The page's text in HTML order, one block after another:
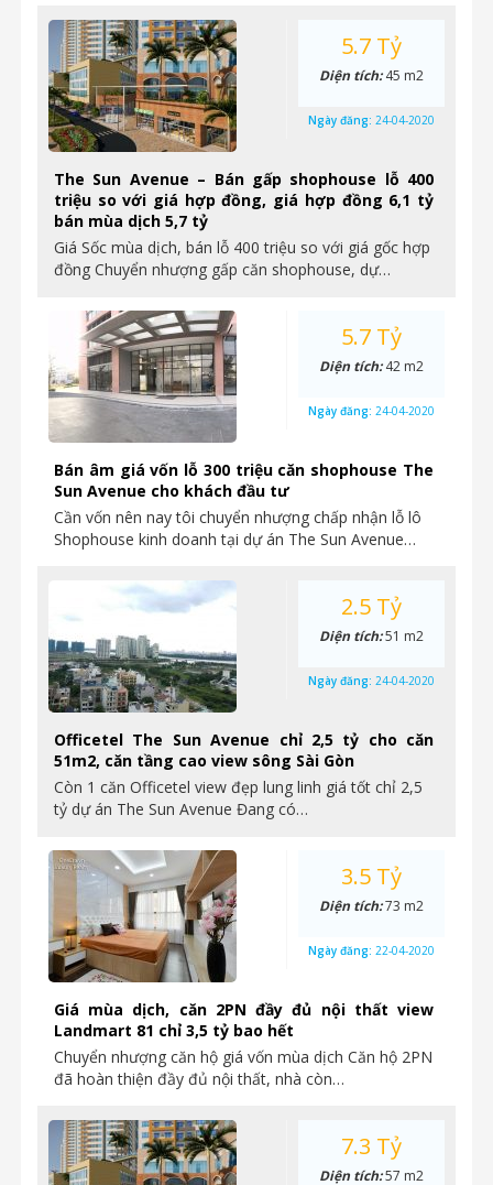
The Sun Avenue – Bán gấp shophouse lỗ 400
triệu so với giá hợp đồng, giá hợp đồng 6,1 tỷ
bán mùa dịch 5,7 tỷ
Giá Sốc mùa dịch, bán lỗ 400 triệu so với giá gốc hợp
đồng Chuyển nhượng gấp căn shophouse, dự…
5.7 Tỷ
Diện tích:45 m2
Ngày đăng: 24-04-2020
Bán âm giá vốn lỗ 300 triệu căn shophouse The
Sun Avenue cho khách đầu tư
Cần vốn nên nay tôi chuyển nhượng chấp nhận lỗ lô
Shophouse kinh doanh tại dự án The Sun Avenue…
5.7 Tỷ
Diện tích:42 m2
Ngày đăng: 24-04-2020
Officetel The Sun Avenue chỉ 2,5 tỷ cho căn
51m2, căn tầng cao view sông Sài Gòn
Còn 1 căn Officetel view đẹp lung linh giá tốt chỉ 2,5
tỷ dự án The Sun Avenue Đang có…
2.5 Tỷ
Diện tích:51 m2
Ngày đăng: 24-04-2020
Giá mùa dịch, căn 2PN đầy đủ nội thất view
Landmart 81 chỉ 3,5 tỷ bao hết
Chuyển nhượng căn hộ giá vốn mùa dịch Căn hộ 2PN
đã hoàn thiện đầy đủ nội thất, nhà còn…
3.5 Tỷ
Diện tích:73 m2
Ngày đăng: 22-04-2020
7.3 Tỷ
Diện tích:57 m2